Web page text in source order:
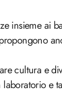
cultura e
e